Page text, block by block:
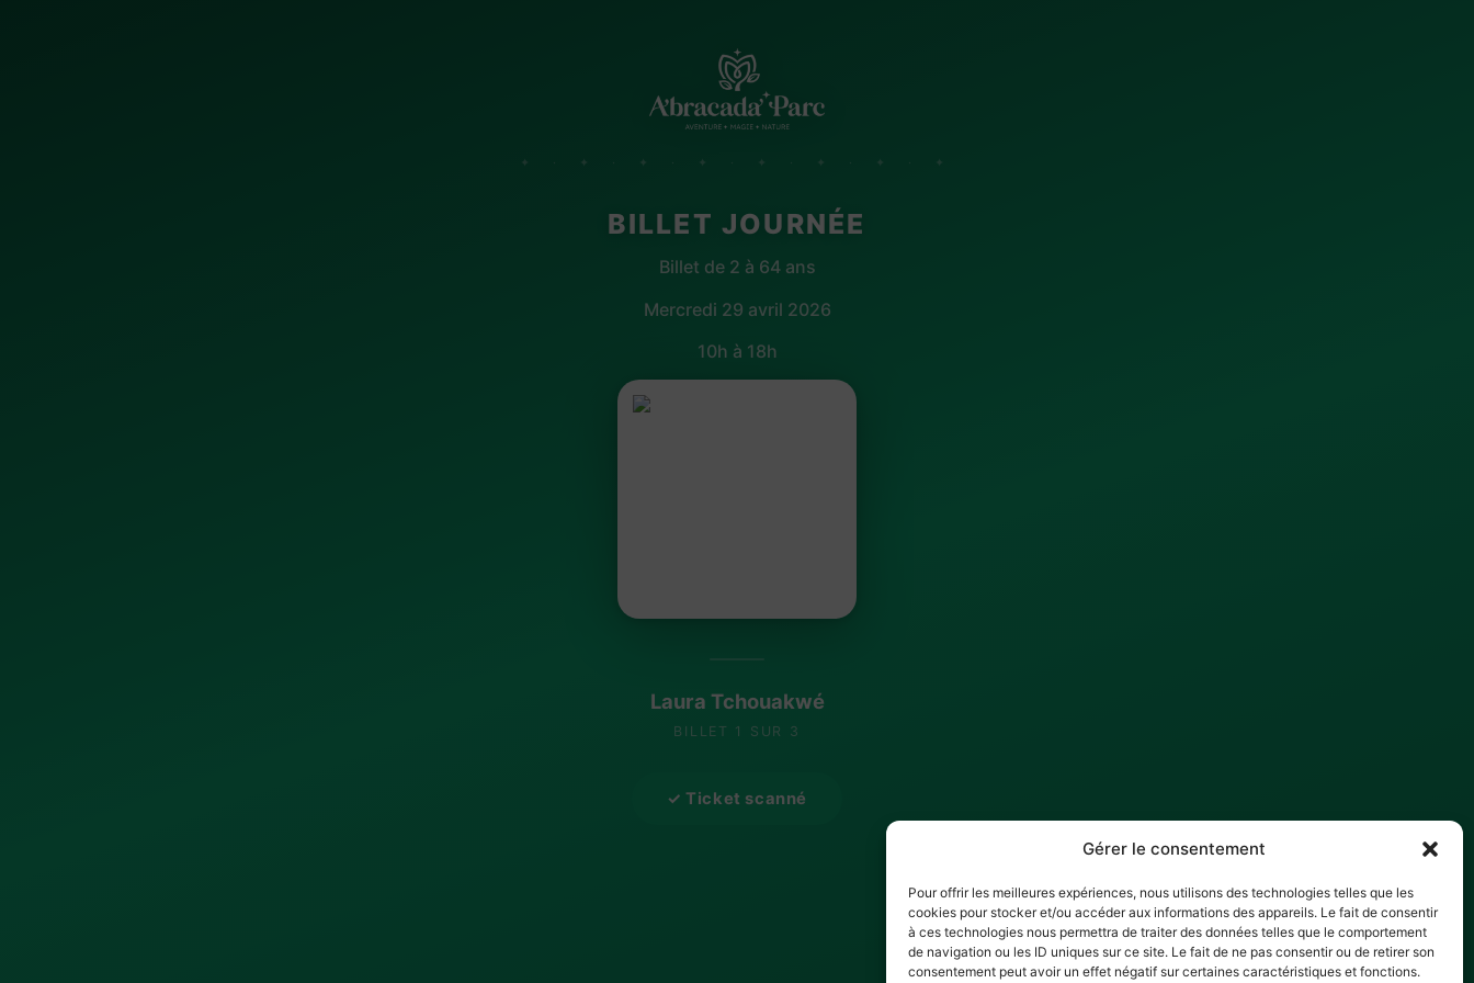
Gérer le consentement
Pour offrir les meilleures expériences, nous utilisons des technologies telles que les
cookies pour stocker et/ou accéder aux informations des appareils. Le fait de consentir
à ces technologies nous permettra de traiter des données telles que le comportement
de navigation ou les ID uniques sur ce site. Le fait de ne pas consentir ou de retirer son
consentement peut avoir un effet négatif sur certaines caractéristiques et fonctions.
✦ · ✦ · ✦ · ✦ · ✦ · ✦ · ✦ · ✦
BILLET JOURNÉE
Billet de 2 à 64 ans
Mercredi 29 avril 2026
10h à 18h
Laura Tchouakwé
BILLET 1 SUR 3
✓ Ticket scanné